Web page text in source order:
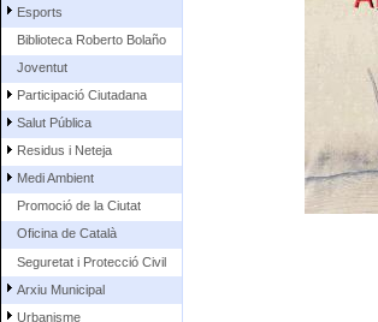
Esports
Biblioteca Roberto Bolaño
Joventut
Participació Ciutadana
Salut Pública
Residus i Neteja
Medi Ambient
Promoció de la Ciutat
Oficina de Català
Seguretat i Protecció Civil
Arxiu Municipal
Urbanisme